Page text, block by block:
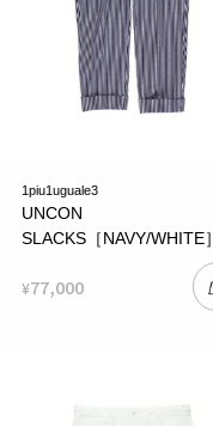
1piu1uguale3
UNCON
SLACKS［NAVY/WHITE］
¥77,000